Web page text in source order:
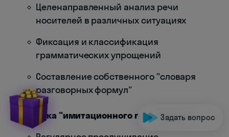
Целенаправленный анализ речи
носителей в различных ситуациях
Фиксация и классификация
грамматических упрощений
Составление собственного "словаря
разговорных формул"
Техника "имитационного погружения"
Задать вопрос